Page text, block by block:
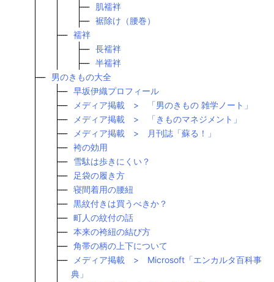
肌襦袢
裾除け（腰巻）
襦袢
長襦袢
半襦袢
男のきもの大全
早坂伊織プロフィール
メディア掲載 > 「男のきもの 雑学ノート」
メディア掲載 > 「きものマネジメント」
メディア掲載 > 月刊誌「蘇る！」
袴の効用
雪駄は歩きにくい？
足袋の履き方
寝間着用の腰紐
黒紋付きは買うべきか？
町人の紋付の話
本来の袴紐の結び方
角帯の柄の上下について
メディア掲載 > Microsoft「エンカルタ百科事
典」